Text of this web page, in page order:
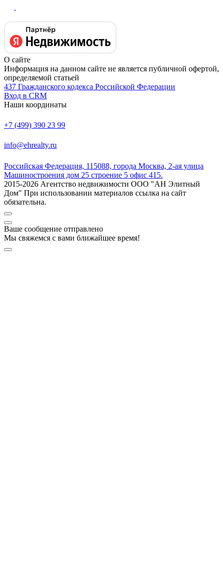
О сайте
Информация на данном сайте не является публичной офертой,
определяемой статьей
437 Гражданского кодекса Российской Федерации
Вход в CRM
Наши координаты
+7 (499) 390 23 99
info@ehrealty.ru
Российская Федерация, 115088, города Москва, 2-ая улица
Машиностроения дом 25 строение 5 офис 415.
2015-2026 Агентство недвижимости ООО "АН Элитный
Дом" При использовании материалов ссылка на сайт
обязательна.
Ваше сообщение отправлено
Мы свяжемся с вами ближайшее время!